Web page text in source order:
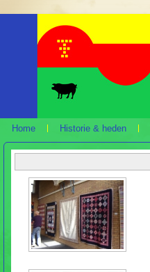
Home Historie & heden